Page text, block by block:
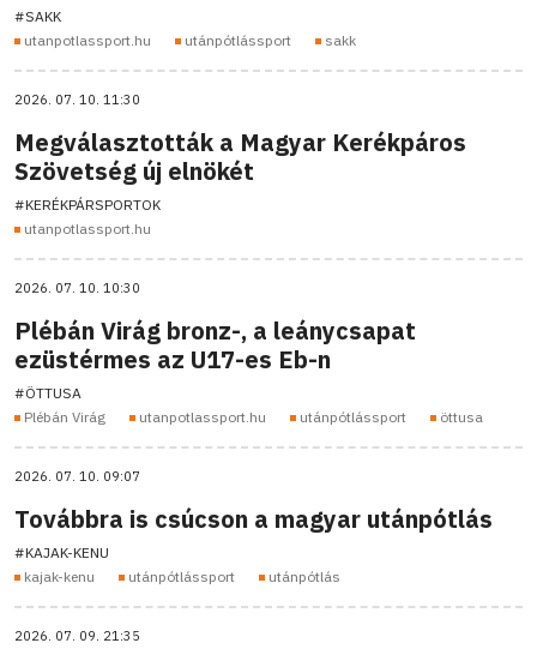
#SAKK
utanpotlassport.hu
utánpótlássport sakk
2026. 07. 10. 11:30
Megválasztották a Magyar Kerékpáros
Szövetség új elnökét
#KERÉKPÁRSPORTOK
utanpotlassport.hu
2026. 07. 10. 10:30
Plébán Virág bronz-, a leánycsapat
ezüstérmes az U17-es Eb-n
#ÖTTUSA
Plébán Virág
utanpotlassport.hu utánpótlássport öttusa
2026. 07. 10. 09:07
Továbbra is csúcson a magyar utánpótlás
#KAJAK-KENU
kajak-kenu
utánpótlássport utánpótlás
2026. 07. 09. 21:35